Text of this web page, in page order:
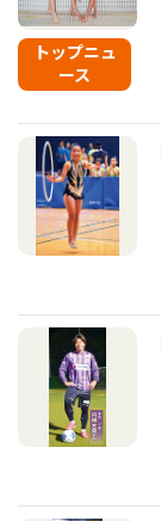
トップニュ
ース